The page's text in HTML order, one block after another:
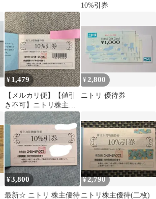
10%引券
¥ 1,479
【メルカリ便】【値引
き不可】ニトリ株主優
待10%割引券1枚
¥ 2,800
ニトリ 優待券
¥3,800
最新☆ ニトリ 株主優待
¥2,790
ニトリ株主優待(二枚)